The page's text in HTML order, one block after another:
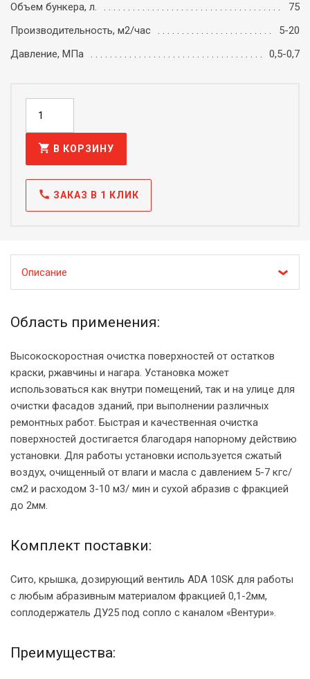
Объем бункера, л.
75
Производительность, м2/час
5-20
Давление, МПа
0,5-0,7
shopping_cart В КОРЗИНУ
call ЗАКАЗ В 1 КЛИК
Описание
Область применения:
Высокоскоростная очистка поверхностей от остатков
краски, ржавчины и нагара. Установка может
использоваться как внутри помещений, так и на улице для
очистки фасадов зданий, при выполнении различных
ремонтных работ. Быстрая и качественная очистка
поверхностей достигается благодаря напорному действию
установки. Для работы установки используется сжатый
воздух, очищенный от влаги и масла с давлением 5-7 кгс/
см2 и расходом 3-10 м3/ мин и сухой абразив с фракцией
до 2мм.
Комплект поставки:
Сито, крышка, дозирующий вентиль ADA 10SK для работы
с любым абразивным материалом фракцией 0,1-2мм,
соплодержатель ДУ25 под сопло с каналом «Вентури».
Преимущества: